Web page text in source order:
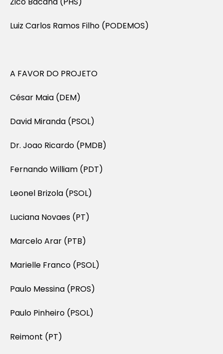
Luiz Carlos Ramos Filho (PODEMOS)
A FAVOR DO PROJETO
César Maia (DEM)
David Miranda (PSOL)
Dr. Joao Ricardo (PMDB)
Fernando William (PDT)
Leonel Brizola (PSOL)
Luciana Novaes (PT)
Marcelo Arar (PTB)
Marielle Franco (PSOL)
Paulo Messina (PROS)
Paulo Pinheiro (PSOL)
Reimont (PT)